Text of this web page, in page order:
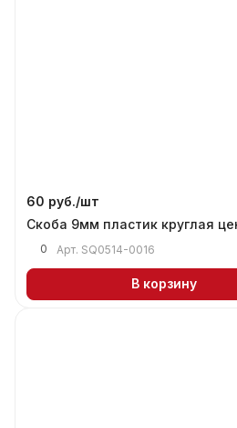
60 руб./шт
Скоба 9мм пластик круглая
0 Арт. SQ0514-0016
В корзину